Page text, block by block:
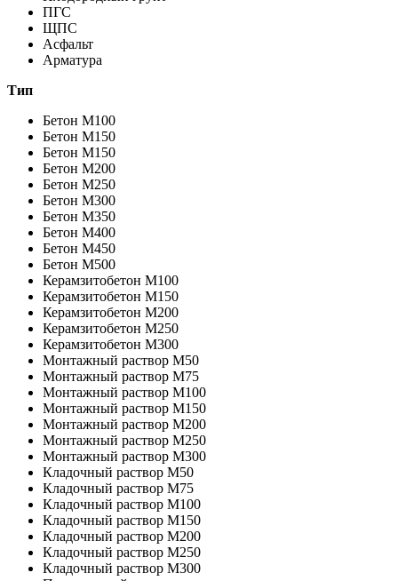
ПГС
ЩПС
Асфальт
Арматура
Тип
Бетон M100
Бетон M150
Бетон M150
Бетон M200
Бетон M250
Бетон M300
Бетон M350
Бетон M400
Бетон M450
Бетон M500
Керамзитобетон М100
Керамзитобетон М150
Керамзитобетон М200
Керамзитобетон М250
Керамзитобетон М300
Монтажный раствор М50
Монтажный раствор М75
Монтажный раствор М100
Монтажный раствор М150
Монтажный раствор М200
Монтажный раствор М250
Монтажный раствор М300
Кладочный раствор М50
Кладочный раствор М75
Кладочный раствор М100
Кладочный раствор M150
Кладочный раствор M200
Кладочный раствор M250
Кладочный раствор M300